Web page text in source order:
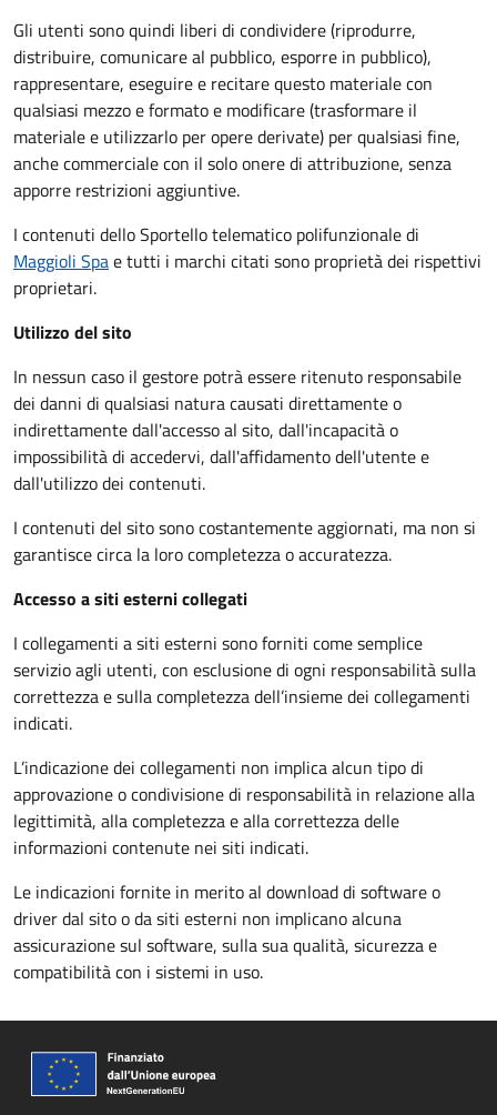
Gli utenti sono quindi liberi di condividere (riprodurre,
distribuire, comunicare al pubblico, esporre in pubblico),
rappresentare, eseguire e recitare questo materiale con
qualsiasi mezzo e formato e modificare (trasformare il
materiale e utilizzarlo per opere derivate) per qualsiasi fine,
anche commerciale con il solo onere di attribuzione, senza
apporre restrizioni aggiuntive.
I contenuti dello Sportello telematico polifunzionaledi
Maggioli Spae tutti i marchi citati sono proprietà dei rispettivi
proprietari.
Utilizzo del sito
In nessun caso il gestore potrà essere ritenuto responsabile
dei danni di qualsiasi natura causati direttamente o
indirettamente dall'accesso al sito, dall'incapacità o
impossibilità di accedervi, dall'affidamento dell'utente e
dall'utilizzo dei contenuti.
I contenuti del sito sono costantemente aggiornati, ma non si
garantisce circa la loro completezza o accuratezza.
Accesso a siti esterni collegati
I collegamenti a siti esterni sono forniti come semplice
servizio agli utenti, con esclusione di ogni responsabilità sulla
correttezza e sulla completezza dell’insieme dei collegamenti
indicati.
L’indicazione dei collegamenti non implica alcun tipo di
approvazione o condivisione di responsabilità in relazione alla
legittimità, alla completezza e alla correttezza delle
informazioni contenute nei siti indicati.
Le indicazioni fornite in merito al download di software o
driver dal sito o da siti esterni non implicano alcuna
assicurazione sul software, sulla sua qualità, sicurezza e
compatibilità con i sistemi in uso.